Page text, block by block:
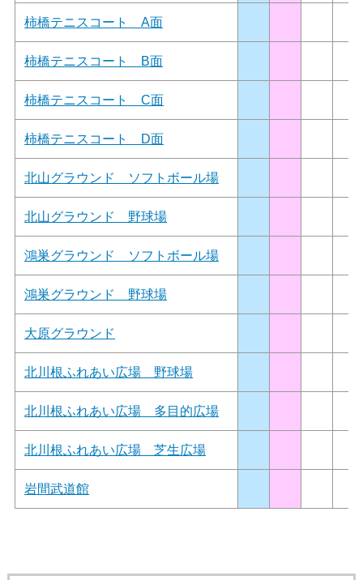
柿橋テニスコート A面
柿橋テニスコート B面
柿橋テニスコート C面
柿橋テニスコート D面
北山グラウンド ソフトボール場
北山グラウンド 野球場
鴻巣グラウンド ソフトボール場
鴻巣グラウンド 野球場
大原グラウンド
北川根ふれあい広場 野球場
北川根ふれあい広場 多目的広場
北川根ふれあい広場 芝生広場
岩間武道館